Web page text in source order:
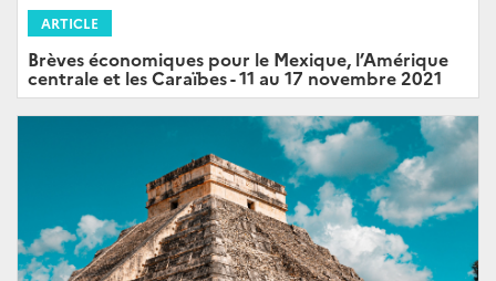
ARTICLE
Brèves économiques pour le Mexique, l’Amérique
centrale et les Caraïbes - 11 au 17 novembre 2021